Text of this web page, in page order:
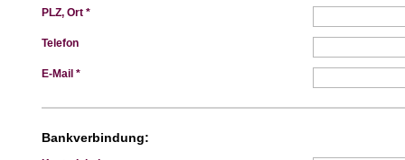
PLZ, Ort *
Telefon
E-Mail *
Bankverbindung: